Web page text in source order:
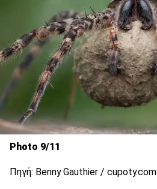
Photo 9/11
Πηγή: Benny Gauthier / cupoty.com